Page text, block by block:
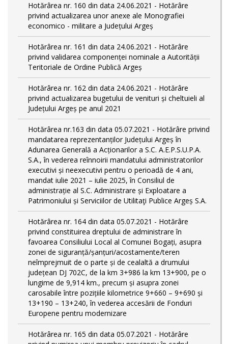
Hotărârea nr. 160 din data 24.06.2021 - Hotărâre
privind actualizarea unor anexe ale Monografiei
economico - militare a Județului Argeș
Hotărârea nr. 161 din data 24.06.2021 - Hotărâre
privind validarea componenței nominale a Autorității
Teritoriale de Ordine Publică Argeș
Hotărârea nr. 162 din data 24.06.2021 - Hotărâre
privind actualizarea bugetului de venituri și cheltuieli al
Județului Argeș pe anul 2021
Hotărârea nr.163 din data 05.07.2021 - Hotărâre privind
mandatarea reprezentanților Județului Argeș în
Adunarea Generală a Acționarilor a S.C. A.E.P.S.U.P.A.
S.A., în vederea reînnoirii mandatului administratorilor
executivi și neexecutivi pentru o perioadă de 4 ani,
mandat iulie 2021 – iulie 2025, în Consiliul de
administrație al S.C. Administrare și Exploatare a
Patrimoniului și Serviciilor de Utilitaţi Publice Argeș S.A.
Hotărârea nr. 164 din data 05.07.2021 - Hotărâre
privind constituirea dreptului de administrare în
favoarea Consiliului Local al Comunei Bogați, asupra
zonei de siguranță/șanțuri/acostamente/teren
neîmprejmuit de o parte și de cealaltă a drumului
județean DJ 702C, de la km 3+986 la km 13+900, pe o
lungime de 9,914 km., precum și asupra zonei
carosabile între pozițiile kilometrice 9+660 – 9+690 și
13+190 – 13+240, în vederea accesării de Fonduri
Europene pentru modernizare
Hotărârea nr. 165 din data 05.07.2021 - Hotărâre